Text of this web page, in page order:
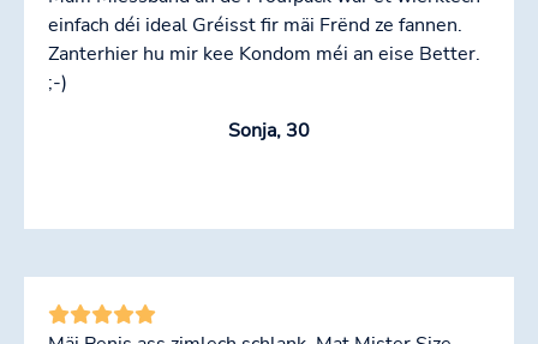
einfach déi ideal Gréisst fir mäi Frënd ze fannen.
Zanterhier hu mir kee Kondom méi an eise Better.
;-)
Sonja, 30